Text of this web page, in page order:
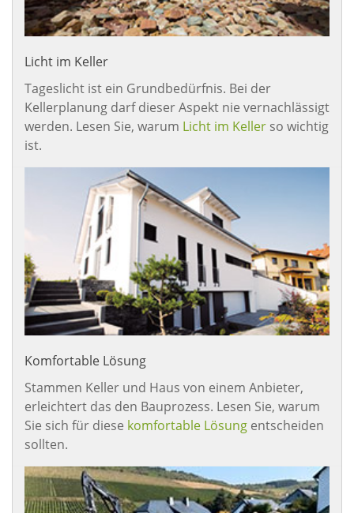
Licht im Keller
Tageslicht ist ein Grundbedürfnis. Bei der
Kellerplanung darf dieser Aspekt nie vernachlässigt
werden. Lesen Sie, warum Licht im Keller so wichtig
ist.
Komfortable Lösung
Stammen Keller und Haus von einem Anbieter,
erleichtert das den Bauprozess. Lesen Sie, warum
Sie sich für diese komfortable Lösung entscheiden
sollten.